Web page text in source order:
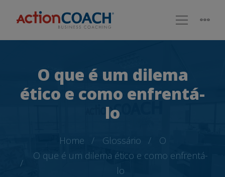
O que é um dilema
ético e como enfrentá-
lo
Home Glossário
O
O que é um dilema ético e como enfrentá-
lo